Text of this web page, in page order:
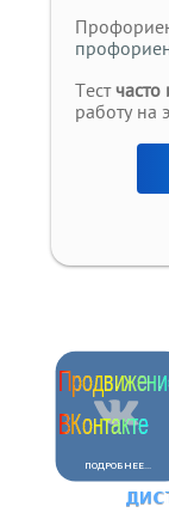
Тестчасто
работу на